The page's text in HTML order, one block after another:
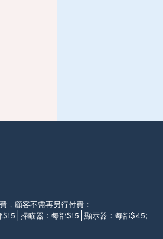
，顧客不需再另行付費：
| 掃瞄器：每部$15 | 顯示器：每部$45;